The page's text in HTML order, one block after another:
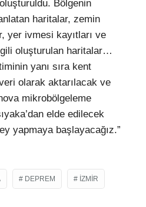
Bölgenin
haritalar, zemin
yer ivmesi kayıtları ve
oluşturulan haritalar…
yanı sıra kent
olarak aktarılacak ve
mikrobölgeleme
elde edilecek
yapmaya başlayacağız.”
DEPREM IZMIR